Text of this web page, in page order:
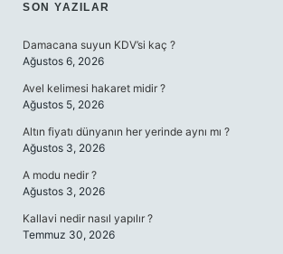
SIDEBAR
SON YAZILAR
Damacana suyun KDV’si kaç ?
Ağustos 6, 2026
Avel kelimesi hakaret midir ?
Ağustos 5, 2026
Altın fiyatı dünyanın her yerinde aynı mı ?
Ağustos 3, 2026
A modu nedir ?
Ağustos 3, 2026
Kallavi nedir nasıl yapılır ?
Temmuz 30, 2026